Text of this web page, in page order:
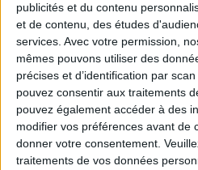
publicités et du contenu
et de contenu, des études
services. Avec votre permission,
mêmes pouvons utiliser des
précises et d’identification par
pouvez consentir aux traitements
pouvez également accéder à des
modifier vos préférences avant de
donner votre consentement.
traitements de vos données